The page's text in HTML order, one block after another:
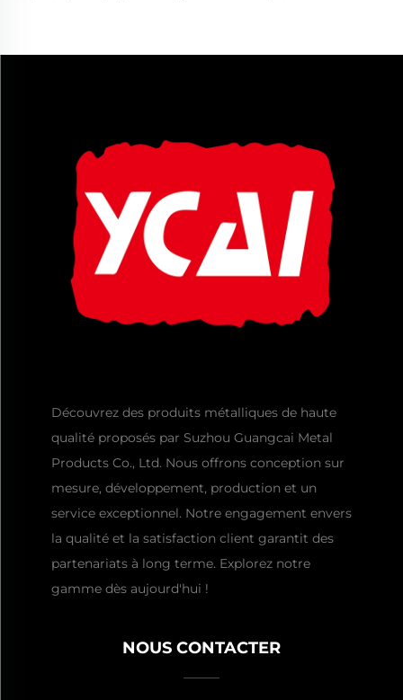
Découvrez des produits métalliques de haute
qualité proposés par Suzhou Guangcai Metal
Products Co., Ltd. Nous offrons conception sur
mesure, développement, production et un
service exceptionnel. Notre engagement envers
la qualité et la satisfaction client garantit des
partenariats à long terme. Explorez notre
gamme dès aujourd'hui !
NOUS CONTACTER